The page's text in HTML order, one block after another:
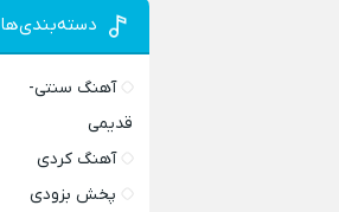
دسته‌بندی‌ها
آهنگ سنتی-
قدیمی
آهنگ کردی
پخش بزودی